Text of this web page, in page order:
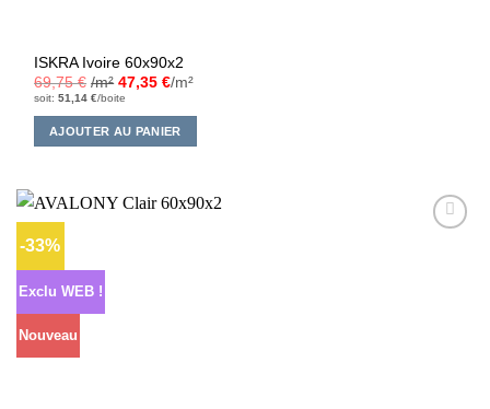
ISKRA Ivoire 60x90x2
69,75€ /m² 47,35€/m²
soit:51,14€/boite
AJOUTER AU PANIER
-33%
Exclu WEB !
Nouveau